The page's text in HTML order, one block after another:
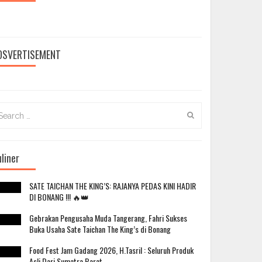
SATE TAICHAN THE KING’S: RAJANYA PEDAS KINI HADIR
DI BONANG !!! 🔥👑
Gebrakan Pengusaha Muda Tangerang, Fahri Sukses
Buka Usaha Sate Taichan The King’s di Bonang
Food Fest Jam Gadang 2026, H.Tasril : Seluruh Produk